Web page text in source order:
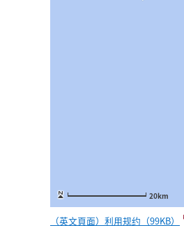
20km
（英文頁面）利用规约（99KB）